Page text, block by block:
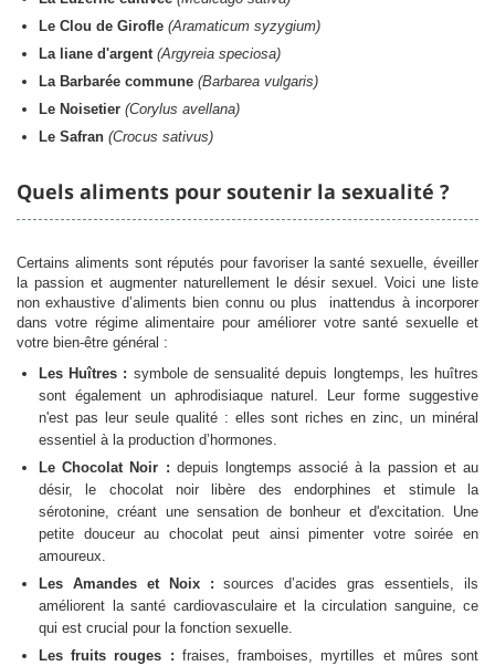
Le Clou de Girofle (Aramaticum syzygium)
La liane d'argent (Argyreia speciosa)
La Barbarée commune (Barbarea vulgaris)
Le Noisetier (Corylus avellana)
Le Safran (Crocus sativus)
Quels aliments pour soutenir la sexualité ?
Certains aliments sont réputés pour favoriser la santé sexuelle, éveiller
la passion et augmenter naturellement le désir sexuel. Voici une liste
non exhaustive d’aliments bien connu ou plus
inattendus à incorporer
dans votre régime alimentaire pour améliorer votre santé sexuelle et
votre bien-être général :
Les Huîtres : symbole de sensualité depuis longtemps, les huîtres
sont également un aphrodisiaque naturel. Leur forme suggestive
n'est pas leur seule qualité : elles sont riches en zinc, un minéral
essentiel à la production d’hormones.
Le Chocolat Noir : depuis longtemps associé à la passion et au
désir, le chocolat noir libère des endorphines et stimule la
sérotonine, créant une sensation de bonheur et d'excitation. Une
petite douceur au chocolat peut ainsi pimenter votre soirée en
amoureux.
Les Amandes et Noix : sources d’acides gras essentiels, ils
améliorent la santé cardiovasculaire et la circulation sanguine, ce
qui est crucial pour la fonction sexuelle.
Les fruits rouges : fraises, framboises, myrtilles et mûres sont